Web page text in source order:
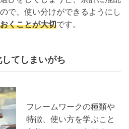
で、使い分けができるようにし
くことが大切です。
てしまいがち
フレームワークの種類や
特徴、使い方を学ぶこと